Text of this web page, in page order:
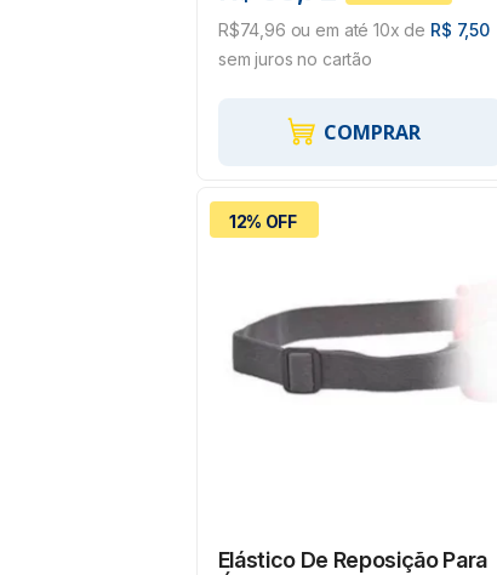
R$74,96 ou em até 10x de R$ 7,50
sem juros no cartão
COMPRAR
12% OFF
Elástico De Reposição Para